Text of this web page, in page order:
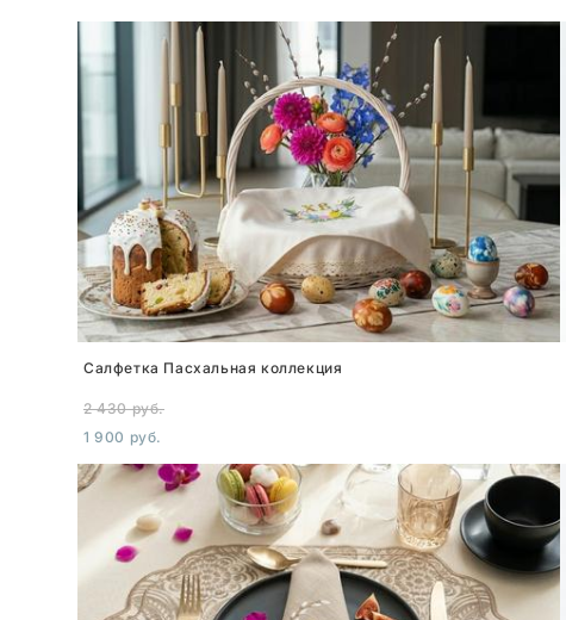
Салфетка Пасхальная коллекция
2 430 pуб.
1 900 pуб.